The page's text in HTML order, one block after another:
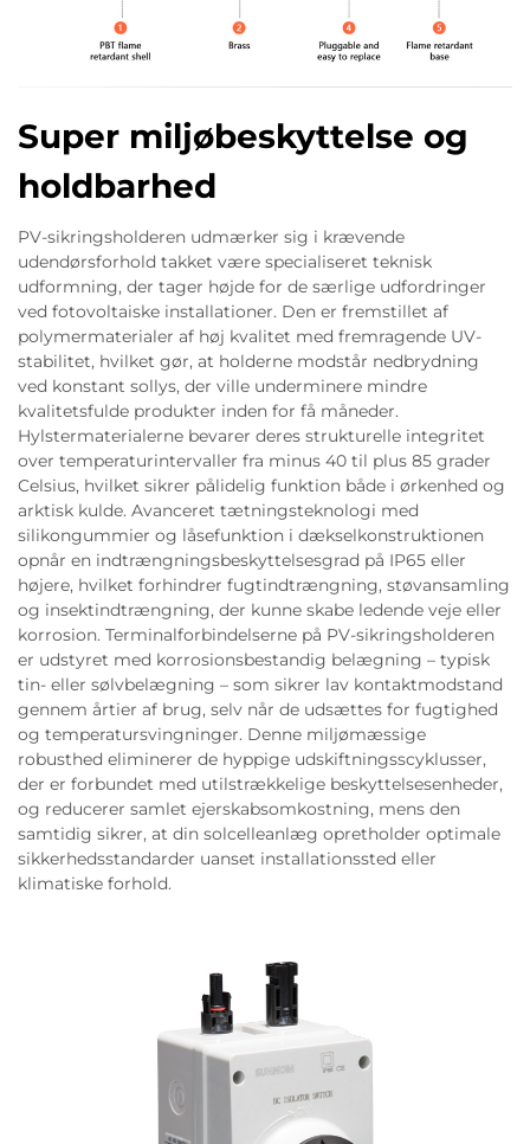
Super miljøbeskyttelse og
holdbarhed
PV-sikringsholderen udmærker sig i krævende
udendørsforhold takket være specialiseret teknisk
udformning, der tager højde for de særlige udfordringer
ved fotovoltaiske installationer. Den er fremstillet af
polymermaterialer af høj kvalitet med fremragende UV-
stabilitet, hvilket gør, at holderne modstår nedbrydning
ved konstant sollys, der ville underminere mindre
kvalitetsfulde produkter inden for få måneder.
Hylstermaterialerne bevarer deres strukturelle integritet
over temperaturintervaller fra minus 40 til plus 85 grader
Celsius, hvilket sikrer pålidelig funktion både i ørkenhed og
arktisk kulde. Avanceret tætningsteknologi med
silikongummier og låsefunktion i dækselkonstruktionen
opnår en indtrængningsbeskyttelsesgrad på IP65 eller
højere, hvilket forhindrer fugtindtrængning, støvansamling
og insektindtrængning, der kunne skabe ledende veje eller
korrosion. Terminalforbindelserne på PV-sikringsholderen
er udstyret med korrosionsbestandig belægning – typisk
tin- eller sølvbelægning – som sikrer lav kontaktmodstand
gennem årtier af brug, selv når de udsættes for fugtighed
og temperatursvingninger. Denne miljømæssige
robusthed eliminerer de hyppige udskiftningsscyklusser,
der er forbundet med utilstrækkelige beskyttelsesenheder,
og reducerer samlet ejerskabsomkostning, mens den
samtidig sikrer, at din solcelleanlæg opretholder optimale
sikkerhedsstandarder uanset installationssted eller
klimatiske forhold.